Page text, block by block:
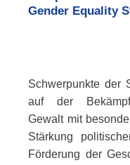
Gender Equality
Schwerpunkte der
auf der
Gewalt mit
Stärkung
Förderung der